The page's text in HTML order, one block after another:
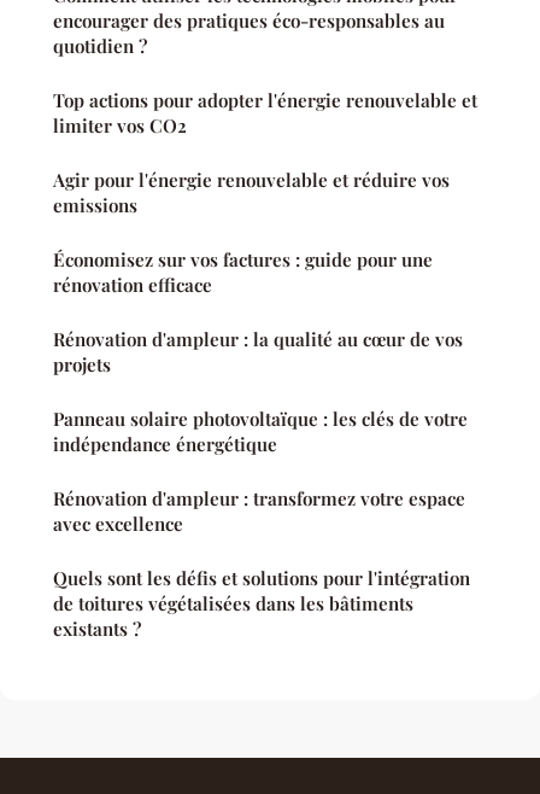
encourager des pratiques éco-responsables au
quotidien ?
Top actions pour adopter l'énergie renouvelable et
limiter vos CO2
Agir pour l'énergie renouvelable et réduire vos
emissions
Économisez sur vos factures : guide pour une
rénovation efficace
Rénovation d'ampleur : la qualité au cœur de vos
projets
Panneau solaire photovoltaïque : les clés de votre
indépendance énergétique
Rénovation d'ampleur : transformez votre espace
avec excellence
Quels sont les défis et solutions pour l'intégration
de toitures végétalisées dans les bâtiments
existants ?